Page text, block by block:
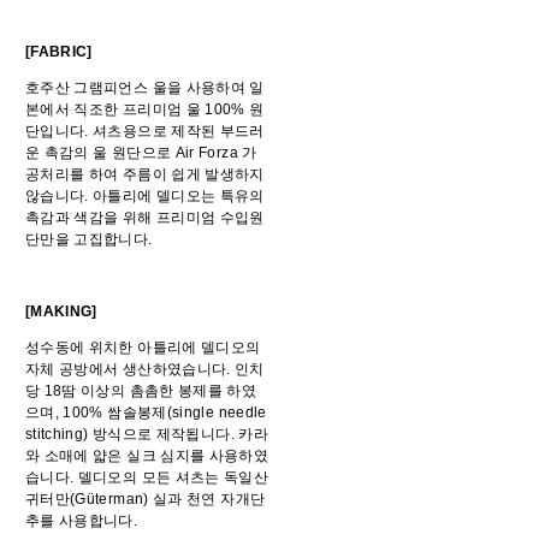
[FABRIC]
호주산 그램피언스 울을 사용하여 일
본에서 직조한 프리미엄 울 100% 원
단입니다. 셔츠용으로 제작된 부드러
운 촉감의 울 원단으로 Air Forza 가
공처리를 하여 주름이 쉽게 발생하지
않습니다. 아틀리에 델디오는 특유의
촉감과 색감을 위해 프리미엄 수입원
단만을 고집합니다.
[MAKING]
성수동에 위치한 아틀리에 델디오의
자체 공방에서 생산하였습니다. 인치
당 18땀 이상의 촘촘한 봉제를 하였
으며, 100% 쌈솔봉제(single needle
stitching) 방식으로 제작됩니다. 카라
와 소매에 얇은 실크 심지를 사용하였
습니다. 델디오의 모든 셔츠는 독일산
귀터만(Güterman) 실과 천연 자개단
추를 사용합니다.